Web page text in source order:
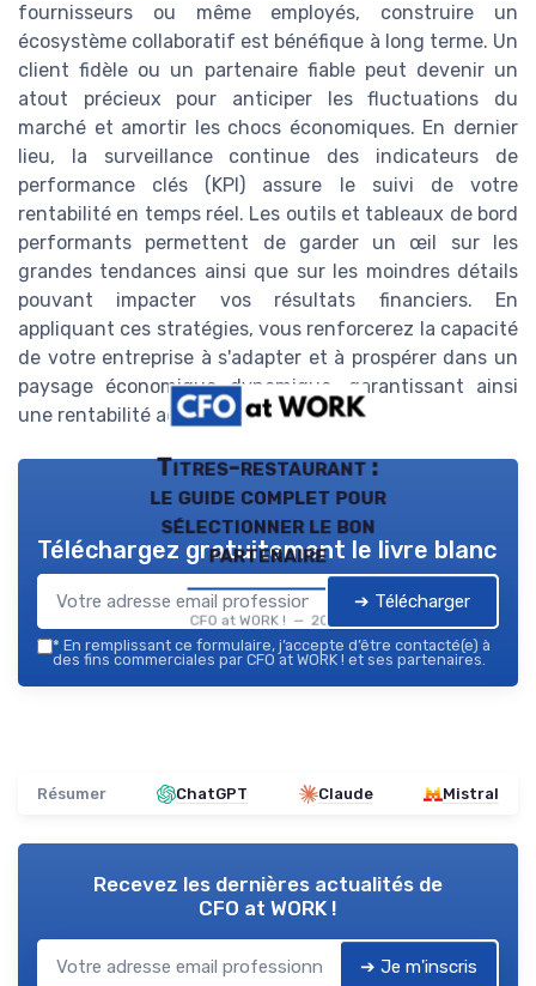
fournisseurs ou même employés, construire un
écosystème collaboratif est bénéfique à long terme. Un
client fidèle ou un partenaire fiable peut devenir un
atout précieux pour anticiper les fluctuations du
marché et amortir les chocs économiques. En dernier
lieu, la surveillance continue des indicateurs de
performance clés (KPI) assure le suivi de votre
rentabilité en temps réel. Les outils et tableaux de bord
performants permettent de garder un œil sur les
grandes tendances ainsi que sur les moindres détails
pouvant impacter vos résultats financiers. En
appliquant ces stratégies, vous renforcerez la capacité
de votre entreprise à s'adapter et à prospérer dans un
paysage économique dynamique, garantissant ainsi
une rentabilité accrue et durable.
Titres-restaurant :
le guide complet pour
sélectionner le bon
partenaire
CFO at WORK ! — 2026
Téléchargez gratuitement le livre blanc
➔ Télécharger
* En remplissant ce formulaire, j’accepte d’être contacté(e) à
des fins commerciales par CFO at WORK ! et ses partenaires.
Résumer ChatGPT Claude Mistral
Recevez les dernières actualités de
CFO at WORK !
➔ Je m'inscris